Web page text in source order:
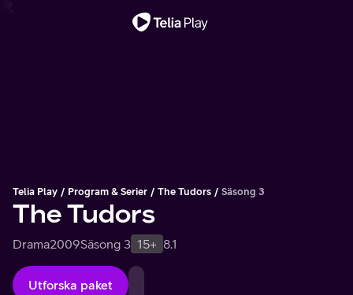
Telia Play Program & Serier The Tudors Säsong 3
The Tudors
Drama2009Säsong 3 15+ 8.1
Utforska paket